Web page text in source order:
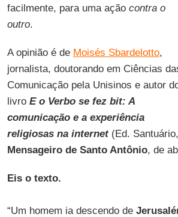
facilmente, para uma ação contra o
outro.
A opinião é de Moisés Sbardelotto,
jornalista, doutorando em Ciências
Comunicação pela Unisinos e autor
livro E o Verbo se fez bit: A
comunicação e a experiência
religiosas na internet (Ed.
Mensageiro de Santo Antônio, de
Eis o texto.
“Um homem ia descendo de